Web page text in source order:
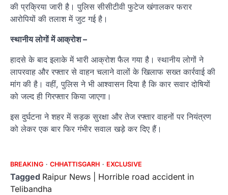
की प्रक्रिया जारी है। पुलिस सीसीटीवी फुटेज खंगालकर फरार
आरोपियों की तलाश में जुट गई है।
स्थानीय लोगों में आक्रोश –
हादसे के बाद इलाके में भारी आक्रोश फैल गया है। स्थानीय लोगों ने
लापरवाह और रफ्तार से वाहन चलाने वालों के खिलाफ सख्त कार्रवाई की
मांग की है। वहीं, पुलिस ने भी आश्वासन दिया है कि कार सवार दोषियों
को जल्द ही गिरफ्तार किया जाएगा।
इस दुर्घटना ने शहर में सड़क सुरक्षा और तेज रफ्तार वाहनों पर नियंत्रण
को लेकर एक बार फिर गंभीर सवाल खड़े कर दिए हैं।
BREAKING CHHATTISGARH EXCLUSIVE
Tagged Raipur News | Horrible road accident in
Telibandha